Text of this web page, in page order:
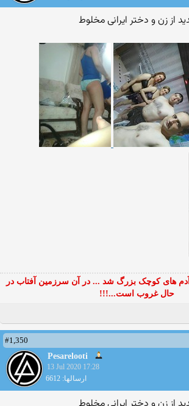
زن و دختر ایرانی مخلوط
های کوچک بزرگ شد ... در آن سرزمین آفتاب در
حال غروب است...!!!
#1,350
Pesarelooti
13 Jul 2020 17:28
ارسالها: 6612